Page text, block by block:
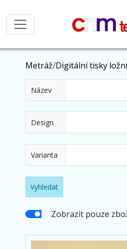
Metráž/Digitální tisky ložní
Název
Design
Varianta
Vyhledat
Zobrazit pouze